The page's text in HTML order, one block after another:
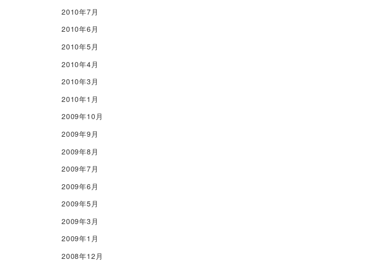
2010年7月
2010年6月
2010年5月
2010年4月
2010年3月
2010年1月
2009年10月
2009年9月
2009年8月
2009年7月
2009年6月
2009年5月
2009年3月
2009年1月
2008年12月